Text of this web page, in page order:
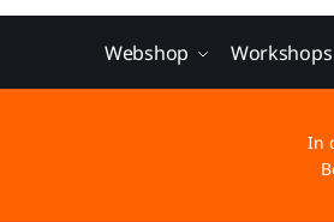
Webshop Workshops
In